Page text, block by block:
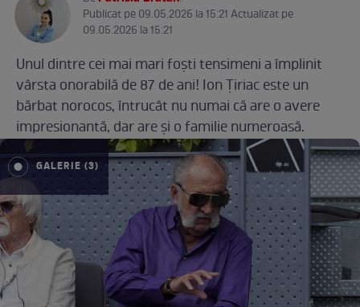
Publicat pe 09.05.2026 la 15:21 Actualizat pe
09.05.2026 la 15:21
Unul dintre cei mai mari foști tensimeni a împlinit
vârsta onorabilă de 87 de ani! Ion Țiriac este un
bărbat norocos, întrucât nu numai că are o avere
impresionantă, dar are și o familie numeroasă.
GALERIE (3)